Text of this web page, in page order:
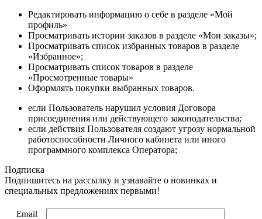
Редактировать информацию о себе в разделе «Мой
профиль»
Просматривать истории заказов в разделе «Мои заказы»;
Просматривать список избранных товаров в разделе
«Избранное»;
Просматривать список товаров в разделе
«Просмотренные товары»
Оформлять покупки выбранных товаров.
если Пользователь нарушил условия Договора
присоединения или действующего законодательства;
если действия Пользователя создают угрозу нормальной
работоспособности Личного кабинета или иного
программного комплекса Оператора;
Подписка
Подпишитесь на рассылку и узнавайте о новинках и
специальных предложениях первыми!
Email